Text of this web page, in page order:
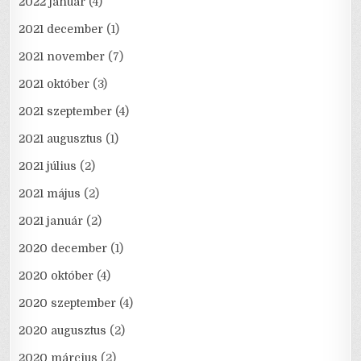
2021 december (1)
2021 november (7)
2021 október (3)
2021 szeptember (4)
2021 augusztus (1)
2021 július (2)
2021 május (2)
2021 január (2)
2020 december (1)
2020 október (4)
2020 szeptember (4)
2020 augusztus (2)
2020 március (2)